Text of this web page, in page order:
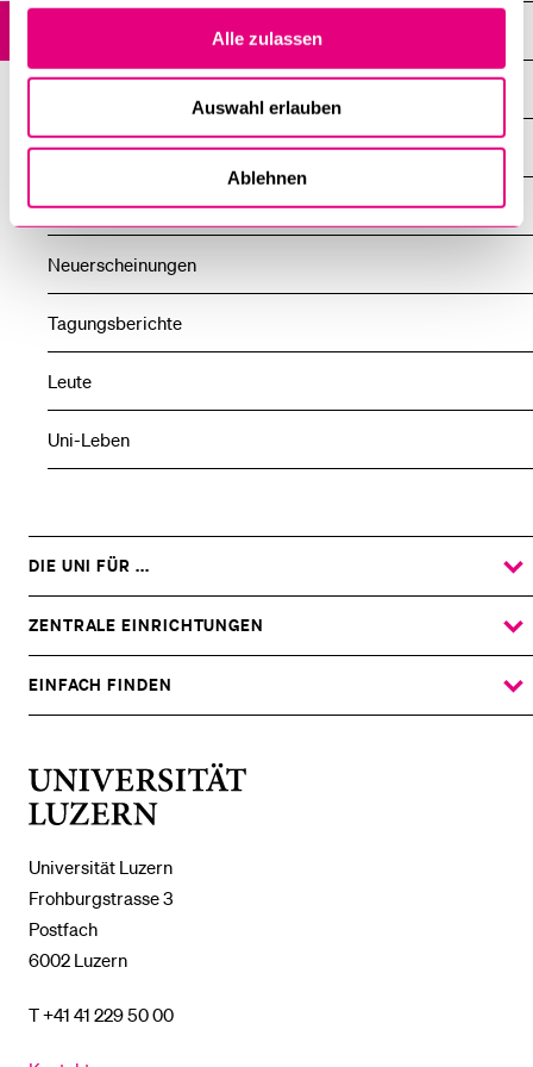
Alle zulassen
Auswahl erlauben
Ablehnen
Forschung
Lehre
Neuerscheinungen
Tagungsberichte
Leute
Uni-Leben
Universität Luzern
Frohburgstrasse 3
Postfach
6002 Luzern
T +41 41 229 50 00
DIE UNI FÜR ...
ZEIGE
DAS
UNTERMENÜ
ZENTRALE EINRICHTUNGEN
ZEIGE
DAS
UNTERMENÜ
EINFACH FINDEN
ZEIGE
DAS